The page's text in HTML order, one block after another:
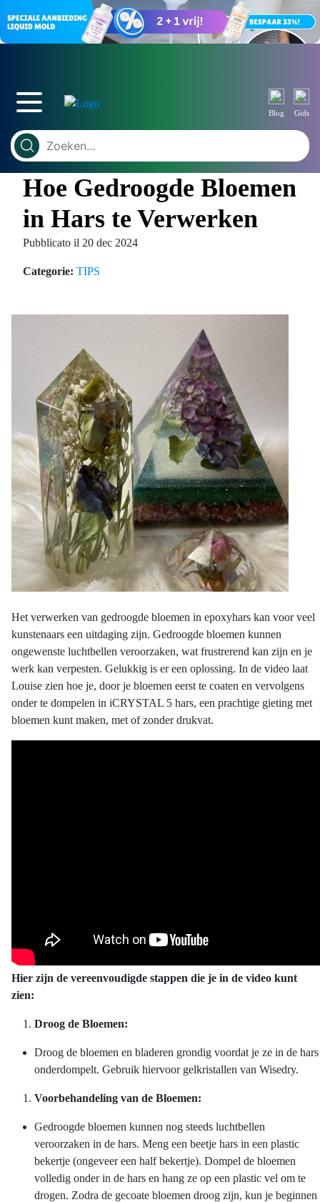
Blog Gids
Hoe Gedroogde Bloemen
in Hars te Verwerken
Pubblicato il 20 dec 2024
Categorie: TIPS
Het verwerken van gedroogde bloemen in epoxyhars kan voor veel
kunstenaars een uitdaging zijn. Gedroogde bloemen kunnen
ongewenste luchtbellen veroorzaken, wat frustrerend kan zijn en je
werk kan verpesten. Gelukkig is ereen oplossing. In de video laat
Louise zien hoe je, door je bloemen eerst te coaten en vervolgens
onder te dompelen in iCRYSTAL 5 hars, een prachtige gieting met
bloemen kunt maken, met ofzonder drukvat.
Hier zijn de vereenvoudigde stappen die je in de video kunt
zien:
Droog de Bloemen:
Droog de bloemen en bladeren grondig voordat je ze in de hars
onderdompelt. Gebruik hiervoor gelkristallen van Wisedry.
Voorbehandeling van de Bloemen:
Gedroogde bloemen kunnen nog steeds luchtbellen
veroorzaken in de hars. Meng een beetje hars in een plastic
bekertje (ongeveer een half bekertje). Dompel de bloemen
volledig onder in de hars en hang ze op een plastic vel om te
drogen. Zodra de gecoate bloemen droog zijn, kun je beginnen